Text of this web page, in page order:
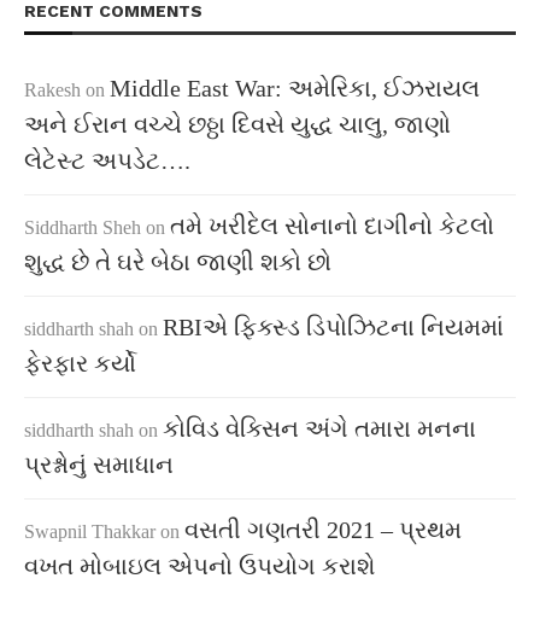
RECENT COMMENTS
Rakesh on Middle East War: અમેરિકા, ઈઝરાયલ
અને ઈરાન વચ્ચે છઠ્ઠા દિવસે યુદ્ધ ચાલુ, જાણો
લેટેસ્ટ અપડેટ….
Siddharth Sheh on તમે ખરીદેલ સોનાનો દાગીનો કેટલો
શુદ્ધ છે તે ઘરે બેઠા જાણી શકો છો
siddharth shah on RBIએ ફિક્સ્ડ ડિપોઝિટના નિયમમાં
ફેરફાર કર્યો
siddharth shah on કોવિડ વેક્સિન અંગે તમારા મનના
પ્રશ્નોનું સમાધાન
Swapnil Thakkar on વસતી ગણતરી 2021 – પ્રથમ
વખત મોબાઇલ એપનો ઉપયોગ કરાશે